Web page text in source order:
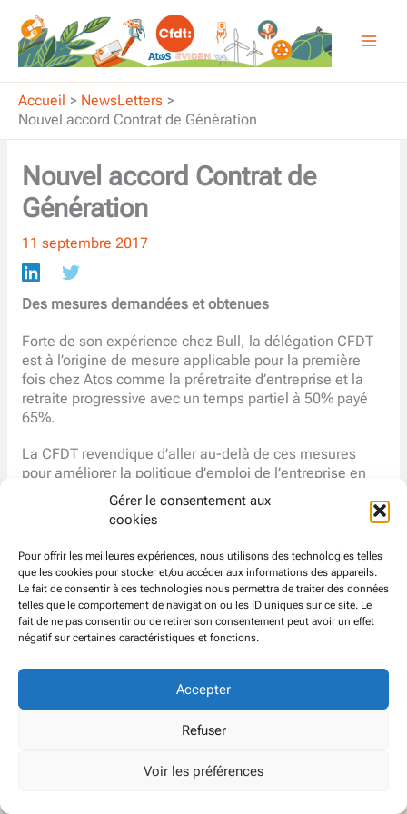
Gérer le consentement aux
cookies
Pour offrir les meilleures expériences, nous utilisons des technologies telles
que les cookies pour stocker et/ou accéder aux informations des appareils.
Le fait de consentir à ces technologies nous permettra de traiter des données
telles que le comportement de navigation ou les ID uniques sur ce site. Le
fait de ne pas consentir ou de retirer son consentement peut avoir un effet
négatif sur certaines caractéristiques et fonctions.
Accepter
Refuser
Voir les préférences
contenu
Accueil
NewsLetters
Nouvel accord Contrat de Génération
Nouvel accord Contrat de
Génération
11 septembre 2017
Des mesures demandées et obtenues
Forte de son expérience chez Bull, la délégation CFDT
est à l’origine de mesure applicable pour la première
fois chez Atos comme la préretraite d’entreprise et la
retraite progressive avec un temps partiel à 50% payé
65%.
La CFDT revendique d’aller au-delà de ces mesures
pour améliorer la politique d’emploi de l’entreprise en
prenant en compte le risque de désorganisation et de
surcharge de travail pour le personnel restant.
https://www.cfdt-atos.org/wp-
content/uploads/2017/09/Communication-GBU-cfdt-
contrat-de-generation.pdf